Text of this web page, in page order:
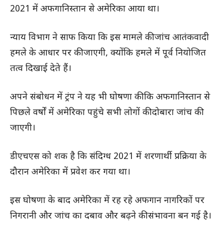
2021 में अफगानिस्तान से अमेरिका आया था।
न्याय विभाग ने साफ किया कि इस मामले की जांच आतंकवादी
हमले के आधार पर की जाएगी, क्योंकि हमले में पूर्व नियोजित
तत्व दिखाई देते हैं।
अपने संबोधन में ट्रंप ने यह भी घोषणा की कि अफगानिस्तान से
पिछले वर्षों में अमेरिका पहुंचे सभी लोगों की दोबारा जांच की
जाएगी।
डीएचएस को शक है कि संदिग्ध 2021 में शरणार्थी प्रक्रिया के
दौरान अमेरिका में प्रवेश कर गया था।
इस घोषणा के बाद अमेरिका में रह रहे अफगान नागरिकों पर
निगरानी और जांच का दबाव और बढ़ने की संभावना बन गई है।